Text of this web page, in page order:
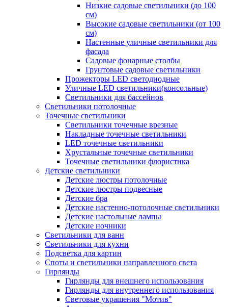
Низкие садовые светильники (до 100
см)
Высокие садовые светильники (от 100
см)
Настенные уличные светильники для
фасада
Садовые фонарные столбы
Грунтовые садовые светильники
Прожекторы LED светодиодные
Уличные LED светильники(консольные)
Светильники для бассейнов
Светильники потолочные
Точечные светильники
Светильники точечные врезные
Накладные точечные светильники
LED точечные светильники
Хрустальные точечные светильники
Точечные светильники флористика
Детские светильники
Детские люстры потолочные
Детские люстры подвесные
Детские бра
Детские настенно-потолочные светильники
Детские настольные лампы
Детские ночники
Светильники для ванн
Светильники для кухни
Подсветка для картин
Споты и светильники направленного света
Гирлянды
Гирлянды для внешнего использования
Гирлянды для внутреннего использования
Световые украшения "Мотив"